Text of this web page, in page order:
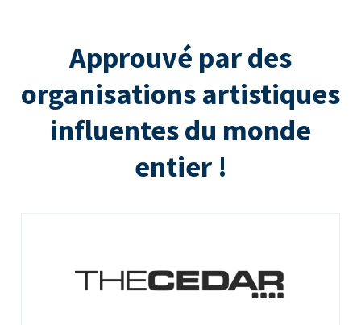
Approuvé par des
organisations artistiques
influentes du monde
entier !